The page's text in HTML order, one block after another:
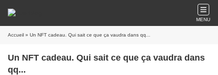
MENU
Accueil » Un NFT cadeau. Qui sait ce que ça vaudra dans qq...
Un NFT cadeau. Qui sait ce que ça vaudra dans
qq...